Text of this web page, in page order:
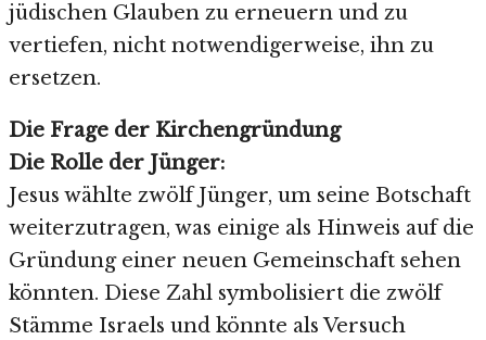
jüdischen Glauben zu erneuern und zu
vertiefen, nicht notwendigerweise, ihn zu
ersetzen.
Die Frage der Kirchengründung
Die Rolle der Jünger:
Jesus wählte zwölf Jünger, um seine Botschaft
weiterzutragen, was einige als Hinweis auf die
Gründung einer neuen Gemeinschaft sehen
könnten. Diese Zahl symbolisiert die zwölf
Stämme Israels und könnte als Versuch